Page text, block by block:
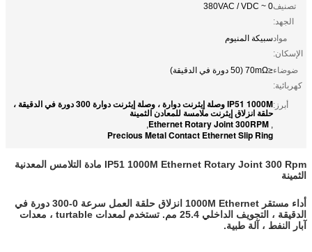
تصنيف
الجهد:
0 ~ 380VAC / VDC
مواد
الإسكان:
سبيكة المنيوم
ضوضاء
كهربائية:
≤70mΩ (50 دورة في الدقيقة)
أبرز: IP51 1000M وصلة إيثرنت دوارة ، وصلة إيثرنت دوارة 300 دورة في الدقيقة ،
حلقة انزلاق إيثرنت ملامسة للمعادن الثمينة
,
Ethernet Rotary Joint 300RPM
,
Precious Metal Contact Ethernet Slip Ring
IP51 1000M Ethernet Rotary Joint 300 Rpm مادة التلامس المعدنية
الثمينة
أداء مستقر 1000M Ethernet انزلاق حلقة العمل سرعة 0-300 دورة في
الدقيقة ، التجويف الداخلي 25.4 مم. تستخدم لمعدات turtable ، معدات
آبار النفط ، آلة طبية.